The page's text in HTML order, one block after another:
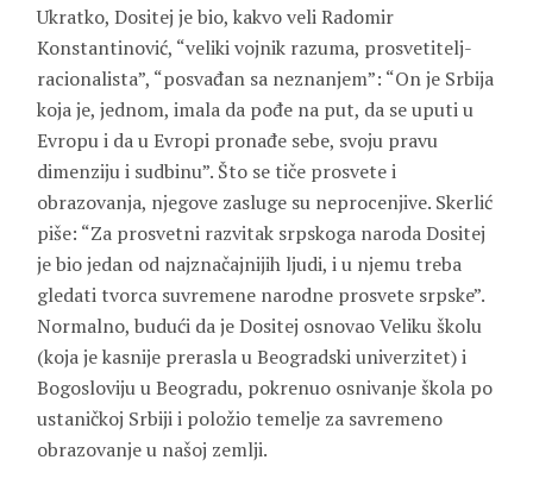
Ukratko, Dositej je bio, kakvo veli Radomir
Konstantinović, “veliki vojnik razuma, prosvetitelj-
racionalista”, “posvađan sa neznanjem”: “On je Srbija
koja je, jednom, imala da pođe na put, da se uputi u
Evropu i da u Evropi pronađe sebe, svoju pravu
dimenziju i sudbinu”. Što se tiče prosvete i
obrazovanja, njegove zasluge su neprocenjive. Skerlić
piše: “Za prosvetni razvitak srpskoga naroda Dositej
je bio jedan od najznačajnijih ljudi, i u njemu treba
gledati tvorca suvremene narodne prosvete srpske”.
Normalno, budući da je Dositej osnovao Veliku školu
(koja je kasnije prerasla u Beogradski univerzitet) i
Bogosloviju u Beogradu, pokrenuo osnivanje škola po
ustaničkoj Srbiji i položio temelje za savremeno
obrazovanje u našoj zemlji.